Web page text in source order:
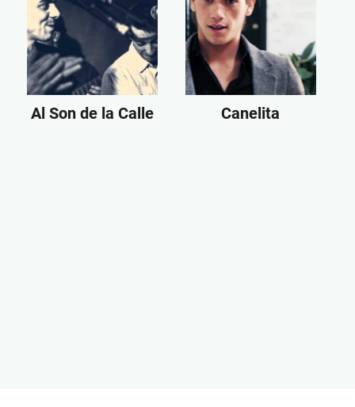
Al Son de la Calle Canelita